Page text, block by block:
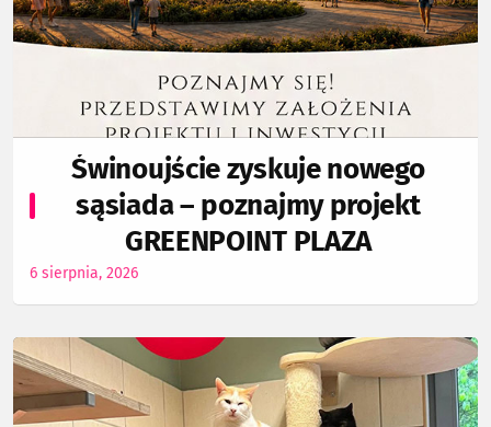
Świnoujście zyskuje nowego
sąsiada – poznajmy projekt
GREENPOINT PLAZA
6 sierpnia, 2026